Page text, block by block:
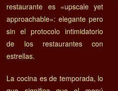
restaurante es «upscale yet
approachable»: elegante pero
sin el protocolo intimidatorio
de los restaurantes con
estrellas.
La cocina es de temporada, lo